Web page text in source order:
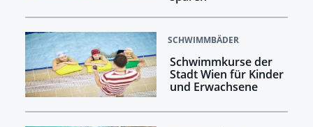
SCHWIMMBÄDER
Schwimmkurse der
Stadt Wien für Kinder
und Erwachsene